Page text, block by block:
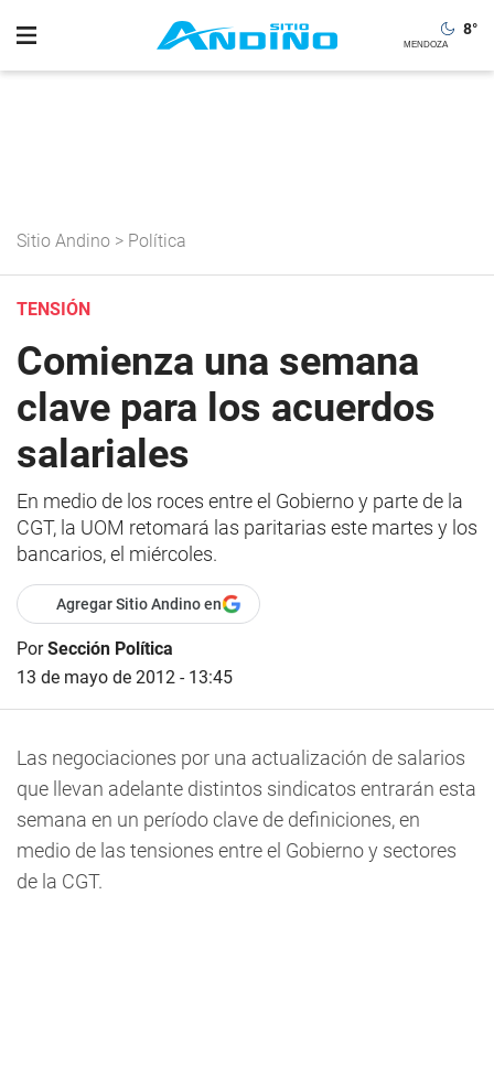
8°
Sitio Andino > Política
TENSIÓN
Comienza una semana
clave para los acuerdos
salariales
En medio de los roces entre el Gobierno y parte de la
CGT, la UOM retomará las paritarias este martes y los
bancarios, el miércoles.
Agregar Sitio Andino en
PorSección Política
13 de mayo de 2012 - 13:45
Las negociaciones por una actualización de salarios
que llevan adelante distintos sindicatos entrarán esta
semana en un período clave de definiciones, en
medio de las tensiones entre el Gobierno y sectores
de la CGT.